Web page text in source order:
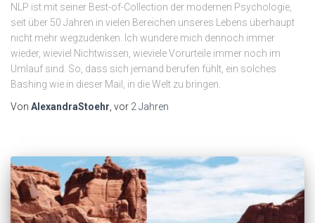
NLP ist mit seiner Best-of-Collection der modernen Psychologie,
seit über 50 Jahren in vielen Bereichen unseres Lebens überhaupt
nicht mehr wegzudenken. Ich wundere mich dennoch immer
wieder, wieviel Nichtwissen, wieviele Vorurteile immer noch im
Umlauf sind. So, dass sich jemand berufen fühlt, ein solches
Bashing wie in dieser Mail, in die Welt zu bringen.
Von AlexandraStoehr , vor 2 Jahren